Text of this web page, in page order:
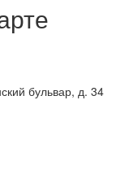
бульвар, д. 34